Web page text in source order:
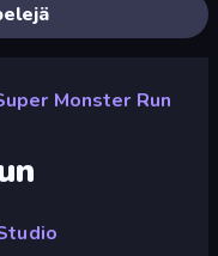
Monster Run